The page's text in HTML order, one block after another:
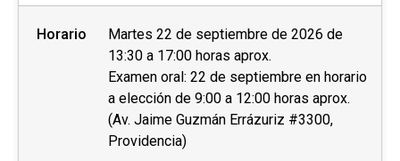
Horario
Martes 22 de septiembre de 2026 de
13:30 a 17:00 horas aprox.
Examen oral: 22 de septiembre en horario
a elección de 9:00 a 12:00 horas aprox.
(Av. Jaime Guzmán Errázuriz #3300,
Providencia)